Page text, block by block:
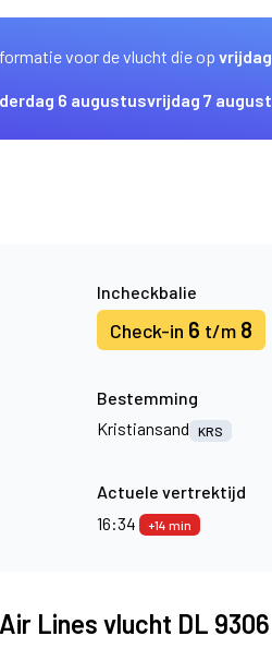
voor de vlucht die op
6 augustusvrijdag 7
Incheckbalie
Check-in 6 t/m 8
Bestemming
Kristiansand
KRS
Actuele vertrektijd
16:34
+14 min
Lines vlucht DL 9306